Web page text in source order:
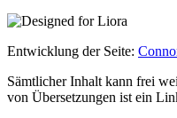
Entwicklung der Seite:
Sämtlicher Inhalt kann frei
von Übersetzungen ist ein